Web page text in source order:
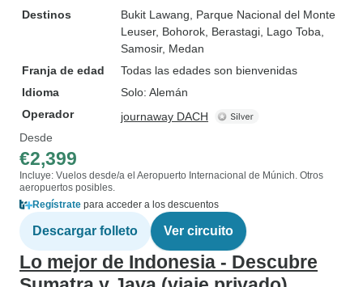
Destinos
Bukit Lawang , Parque Nacional del Monte
Leuser, Bohorok , Berastagi , Lago Toba
Samosir, Medan
Franja de edad
Todas las edades son bienvenidas
Idioma
Solo: Alemán
Operador
journaway DACH
Desde
€2,399
Incluye: Vuelos desde/a el Aeropuerto Internacional de Múnich. Otros
aeropuertos posibles.
Regístrate para acceder a los descuentos
Descargar folleto Ver circuito
Lo mejor de Indonesia - Descubre